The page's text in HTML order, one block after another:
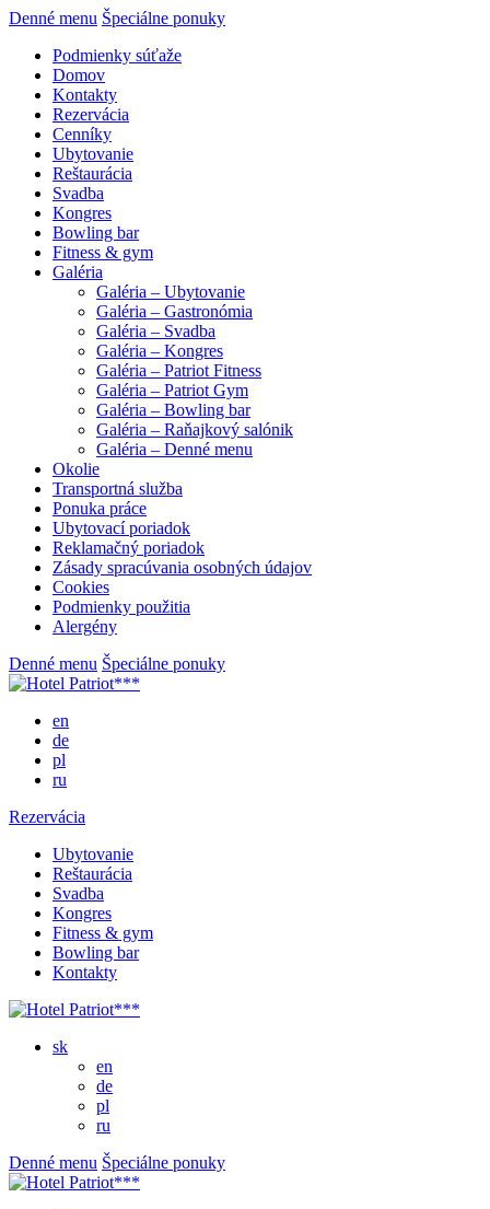
Denné menu Špeciálne ponuky
Podmienky súťaže
Domov
Kontakty
Rezervácia
Cenníky
Ubytovanie
Reštaurácia
Svadba
Kongres
Bowling bar
Fitness & gym
Galéria
Galéria – Ubytovanie
Galéria – Gastronómia
Galéria – Svadba
Galéria – Kongres
Galéria – Patriot Fitness
Galéria – Patriot Gym
Galéria – Bowling bar
Galéria – Raňajkový salónik
Galéria – Denné menu
Okolie
Transportná služba
Ponuka práce
Ubytovací poriadok
Reklamačný poriadok
Zásady spracúvania osobných údajov
Cookies
Podmienky použitia
Alergény
Denné menu Špeciálne ponuky
en
de
pl
ru
Rezervácia
Ubytovanie
Reštaurácia
Svadba
Kongres
Fitness & gym
Bowling bar
Kontakty
sk
en
de
pl
ru
Denné menu Špeciálne ponuky